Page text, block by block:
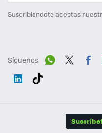
Suscribiéndote aceptas
Síguenos